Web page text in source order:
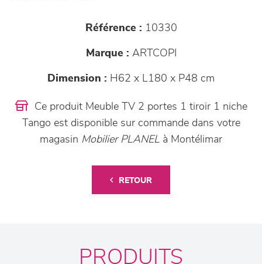
Référence : 10330
Marque : ARTCOPI
Dimension : H62 x L180 x P48 cm
Ce produit Meuble TV 2 portes 1 tiroir 1 niche
Tango est disponible sur commande dans votre
magasin Mobilier PLANEL à Montélimar
RETOUR
PRODUITS